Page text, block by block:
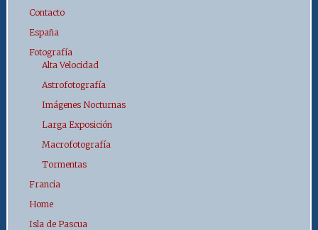
Contacto
España
Fotografía
Alta Velocidad
Astrofotografía
Imágenes Nocturnas
Larga Exposición
Macrofotografía
Tormentas
Francia
Home
Isla de Pascua